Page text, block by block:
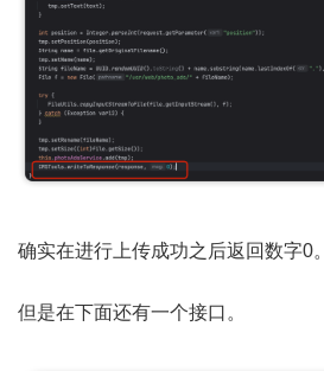
确实在进行上传成功之后返回数字0。
但是在下面还有一个接口。